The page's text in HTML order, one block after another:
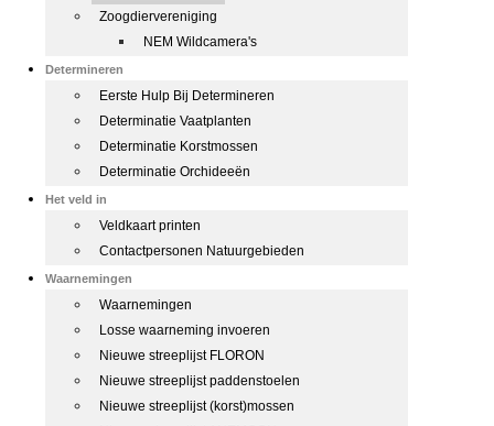
Zoogdiervereniging
NEM Wildcamera's
Determineren
Eerste Hulp Bij Determineren
Determinatie Vaatplanten
Determinatie Korstmossen
Determinatie Orchideeën
Het veld in
Veldkaart printen
Contactpersonen Natuurgebieden
Waarnemingen
Waarnemingen
Losse waarneming invoeren
Nieuwe streeplijst FLORON
Nieuwe streeplijst paddenstoelen
Nieuwe streeplijst (korst)mossen